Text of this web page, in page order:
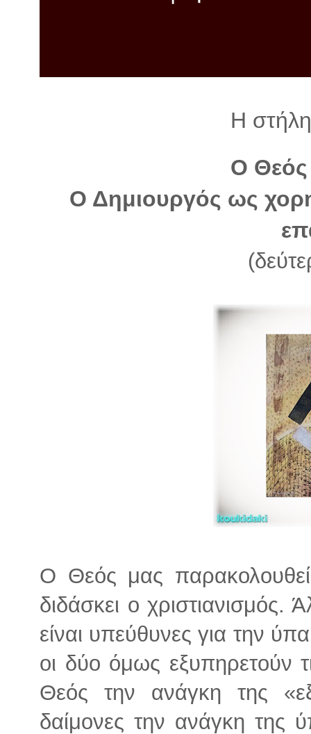
Η
Ο Θεός
Ο Δημιουργός ως
Ο Θεός μας
διδάσκει ο χριστιανισμός.
είναι υπεύθυνες για την
οι δύο όμως εξυπηρετούν
Θεός την ανάγκη της
δαίμονες την ανάγκη της